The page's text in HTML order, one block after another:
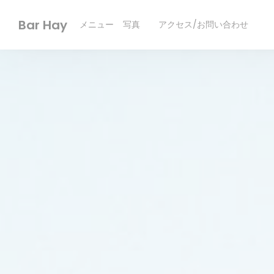
Bar Hay メニュー 写真 ((新しいウィンドウで開きます
アクセス/お問い合わせ